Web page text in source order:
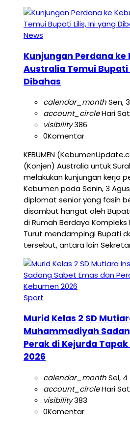
News
Kunjungan Perdana ke
Australia Temui Bupati
Dibahas
calendar_monthSen,
account_circleHari
visibility386
0Komentar
KEBUMEN
(Konjen) Australia untuk
melakukan kunjungan kerja
Kebumen pada Senin, 3
diplomat senior yang fasih
disambut hangat oleh
di Rumah Berdaya
Turut mendampingi Bupati
tersebut, antara lain
Sport
Murid Kelas 2 SD
Muhammadiyah
Perak di Kejurda
2026
calendar_monthSel, 4
account_circleHari
visibility383
0Komentar